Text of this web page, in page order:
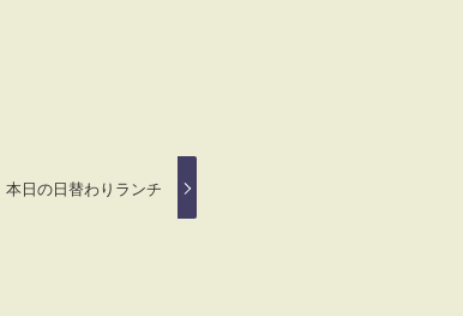
本日の日替わりランチ